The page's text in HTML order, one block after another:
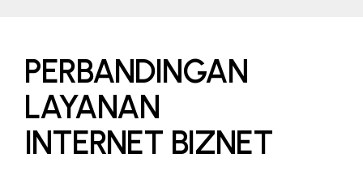
PERBANDINGAN
LAYANAN
INTERNET BIZNET